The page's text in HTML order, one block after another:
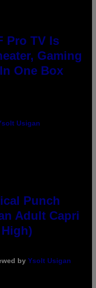
Pro TV Is
Gaming
One Box
Usigan
Punch
Adult Capri
by Ysolt Usigan